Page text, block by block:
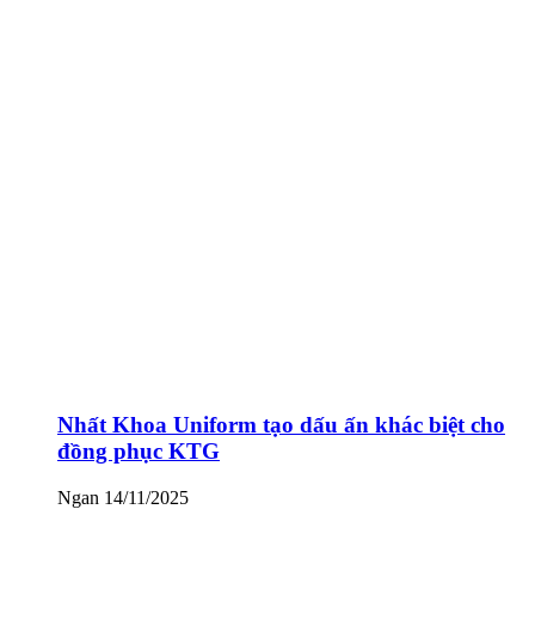
Nhất Khoa Uniform tạo dấu ấn khác biệt cho
đồng phục KTG
Ngan 14/11/2025